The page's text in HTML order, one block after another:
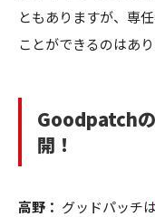
ともありますが、専
ことができるのはあ
Goodpatchの
開！
高野： グッドパッチは